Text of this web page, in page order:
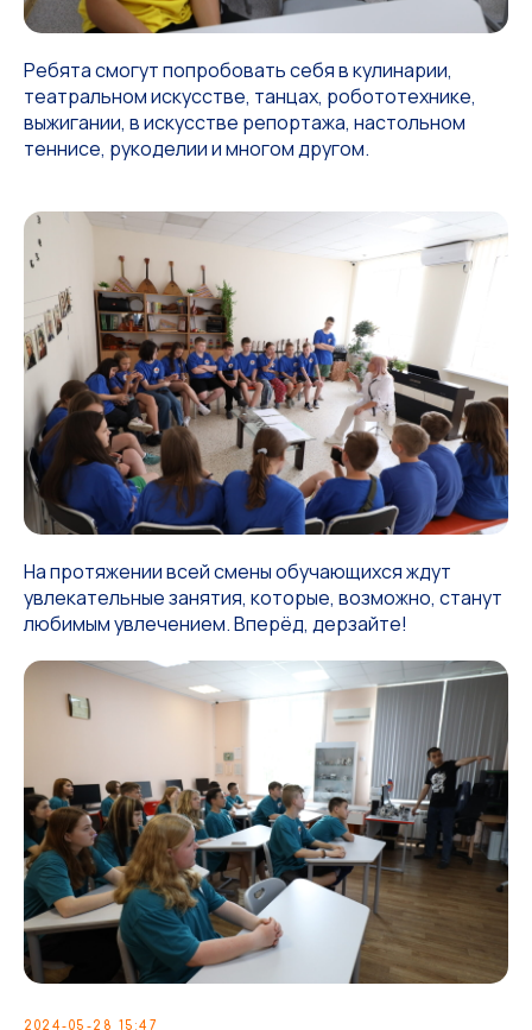
Ребята смогут попробовать себя в кулинарии,
театральном искусстве, танцах, робототехнике,
выжигании, в искусстве репортажа, настольном
теннисе, рукоделии и многом другом.
На протяжении всей смены обучающихся ждут
увлекательные занятия, которые, возможно, станут
любимым увлечением. Вперёд, дерзайте!
2024-05-28 15:47